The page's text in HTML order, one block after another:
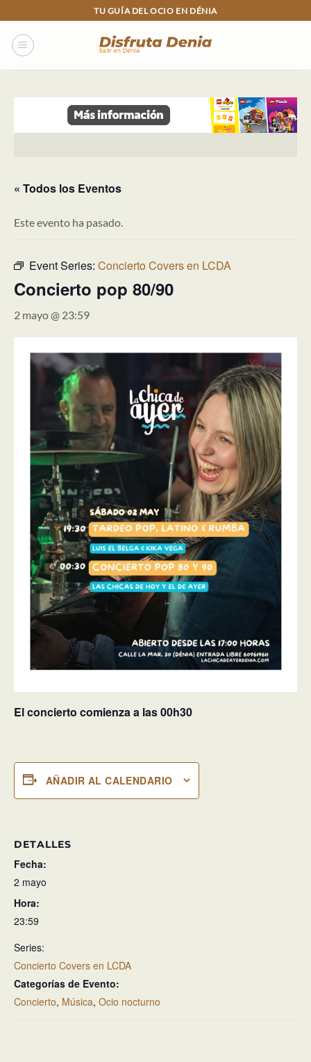
to
content
TU GUÍA DEL OCIO EN DÉNIA
« Todos los Eventos
Este evento ha pasado.
Event Series: Concierto Covers en LCDA
Concierto pop 80/90
2 mayo @ 23:59
El concierto comienza a las 00h30
AÑADIR AL CALENDARIO
DETALLES
Fecha:
2 mayo
Hora:
23:59
Series:
Concierto Covers en LCDA
Categorías de Evento:
Concierto, Música, Ocio nocturno